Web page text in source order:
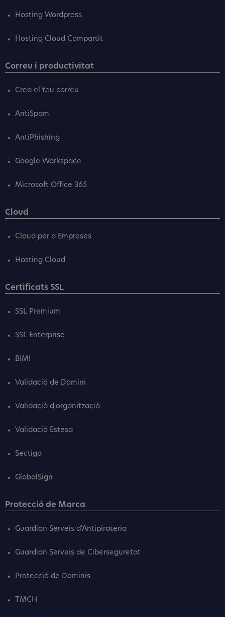
Hosting Wordpress
Hosting Cloud Compartit
Correu i productivitat
Crea el teu correu
AntiSpam
AntiPhishing
Google Workspace
Microsoft Office 365
Cloud
Cloud per a Empreses
Hosting Cloud
Certificats SSL
SSL Premium
SSL Enterprise
BIMI
Validació de Domini
Validació d'organització
Validació Estesa
Sectigo
GlobalSign
Protecció de Marca
Guardian Serveis d'Antipirateria
Guardian Serveis de Ciberseguretat
Protecció de Dominis
TMCH